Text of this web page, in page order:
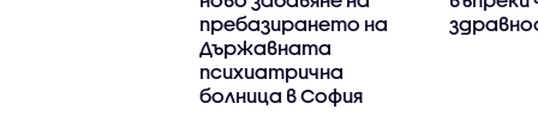
пребазирането на
Държавната
психиатрична
болница в София